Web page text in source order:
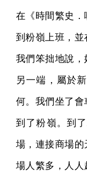
在《時間繁史．
到粉嶺上班，並
我們笨拙地說，
另一端，屬於
何。我們坐了
到了粉嶺。到
場，連接商場
場人繁多，人